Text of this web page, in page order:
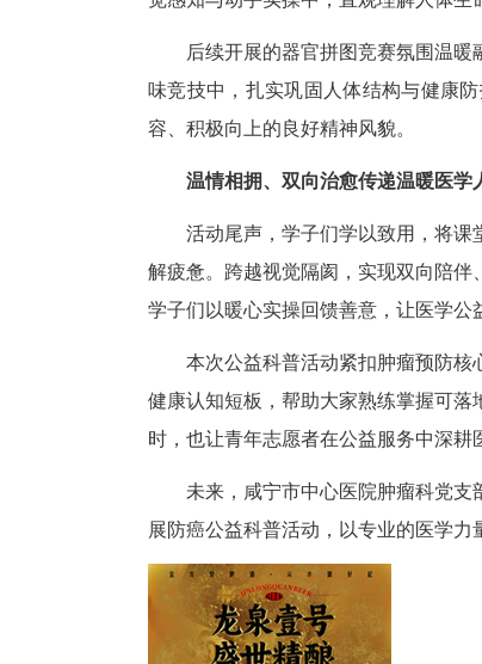
析饮食紊乱、长期熬夜、
立“规律作息、健康饮食就
同时，科普团队结合青少
多款健脾养胃食疗方案，推
队还开展专属职业健康指导
规避长期职业劳损引发的免
为提升科普趣味性、互动
手用黏土复刻肺、胃、肾
觉感知与动手实操中，直
后续开展的器官拼图竞赛
味竞技中，扎实巩固人体